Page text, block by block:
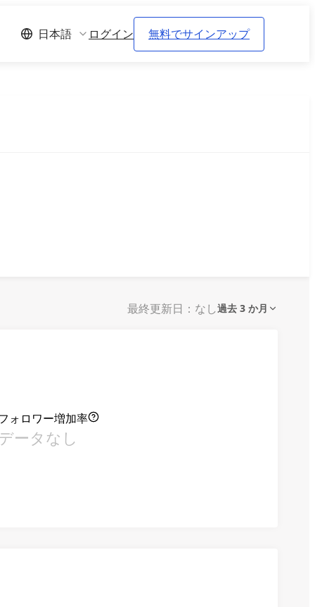
日本語 ログイン 無料でサインアップ
最終更新日：なし過去 3 か月
ォロワー増加率
ータなし